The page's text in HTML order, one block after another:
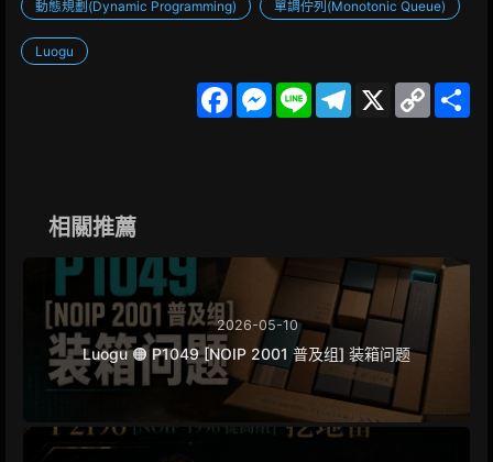
動態規劃(Dynamic Programming) 單調佇列(Monotonic Queue)
Luogu
F
M
L
X
C
相關推薦
2026-05-10
Luogu 🟠 P1049 [NOIP 2001 普及组] 装箱问题